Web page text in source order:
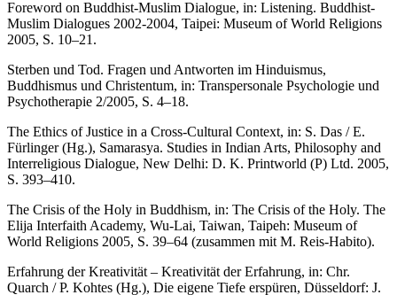
Foreword on Buddhist-Muslim Dialogue, in: Listening. Buddhist-
Muslim Dialogues 2002-2004, Taipei: Museum of World Religions
2005, S. 10–21.
Sterben und Tod. Fragen und Antworten im Hinduismus,
Buddhismus und Christentum, in: Transpersonale Psychologie und
Psychotherapie 2/2005, S. 4–18.
The Ethics of Justice in a Cross-Cultural Context, in: S. Das / E.
Fürlinger (Hg.), Samarasya. Studies in Indian Arts, Philosophy and
Interreligious Dialogue, New Delhi: D. K. Printworld (P) Ltd. 2005,
S. 393–410.
The Crisis of the Holy in Buddhism, in: The Crisis of the Holy. The
Elija Interfaith Academy, Wu-Lai, Taiwan, Taipeh: Museum of
World Religions 2005, S. 39–64 (zusammen mit M. Reis-Habito).
Erfahrung der Kreativität – Kreativität der Erfahrung, in: Chr.
Quarch / P. Kohtes (Hg.), Die eigene Tiefe erspüren, Düsseldorf: J.